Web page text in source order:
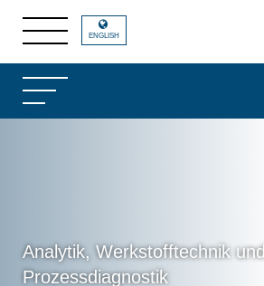
Analytik, Werkstofftechnik und
Prozessdiagnostik
ENGLISH